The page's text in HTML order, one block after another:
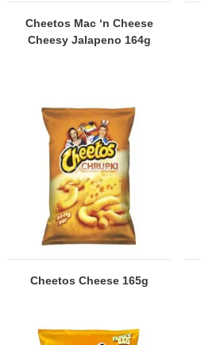
Cheetos Mac ‘n Cheese
Cheesy Jalapeno 164g
Cheetos Cheese 165g